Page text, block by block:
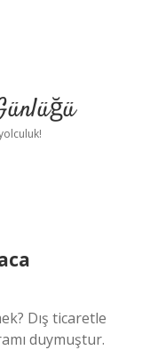
Dış ticaretle
duymuştur.